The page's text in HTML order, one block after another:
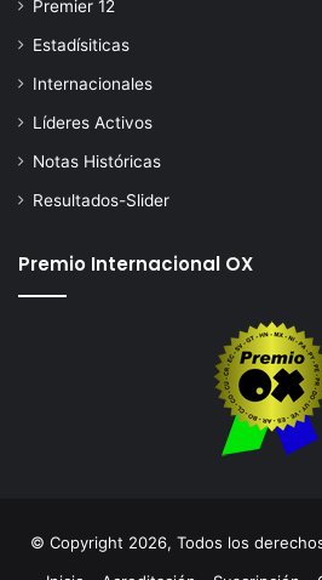
Premier 12
Estadísiticas
Internacionales
Líderes Activos
Notas Históricas
Resultados-Slider
Premio Internacional OX
© Copyright 2026, Todos los